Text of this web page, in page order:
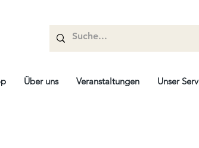
Über uns Veranstaltungen Unser